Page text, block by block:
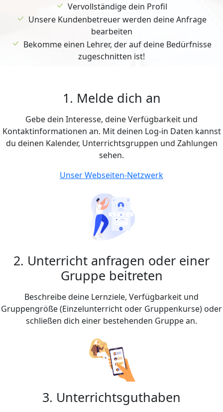
Vervollständige dein Profil
Unsere Kundenbetreuer werden deine Anfrage
bearbeiten
Bekomme einen Lehrer, der auf deine Bedürfnisse
zugeschnitten ist!
1. Melde dich an
Gebe dein Interesse, deine Verfügbarkeit und
Kontaktinformationen an. Mit deinen Log-in Daten kannst
du deinen Kalender, Unterrichtsgruppen und Zahlungen
sehen.
Unser Webseiten-Netzwerk
2. Unterricht anfragen oder einer
Gruppe beitreten
Beschreibe deine Lernziele, Verfügbarkeit und
Gruppengröße (Einzelunterricht oder Gruppenkurse) oder
schließen dich einer bestehenden Gruppe an.
3. Unterrichtsguthaben